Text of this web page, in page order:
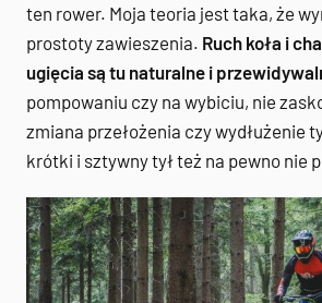
ten rower. Moja teoria jest taka, że
prostoty zawieszenia. Ruch koła i
ugięcia są tu naturalne i
pompowaniu czy na wybiciu, nie
zmiana przełożenia czy wydłużenie
krótki i sztywny tył też na pewno nie